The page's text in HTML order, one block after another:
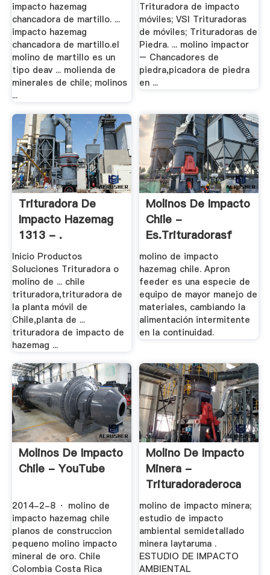
impacto hazemag
chancadora de martillo. ...
impacto hazemag
chancadora de martillo.el
molino de martillo es un
tipo deav ... molienda de
minerales de chile; molinos
...
Trituradora de impacto
móviles; VSI Trituradoras
de móviles; Trituradoras de
Piedra. ... molino impactor
– Chancadores de
piedra,picadora de piedra
en ...
Trituradora De
Impacto Hazemag
1313 - .
Inicio Productos
Soluciones Trituradora o
molino de ... chile
trituradora,trituradora de
la planta móvil de
Chile,planta de ...
trituradora de impacto de
hazemag ...
Molinos De Impacto
Chile -
Es.trituradorasf
molino de impacto
hazemag chile. Apron
feeder es una especie de
equipo de mayor manejo de
materiales, cambiando la
alimentación intermitente
en la continuidad.
Molinos De Impacto
Chile - YouTube
2014-2-8 · molino de
impacto hazemag chile
planos de construccion
pequeno molino impacto
mineral de oro. Chile
Colombia Costa Rica
Molino De Impacto
Minera -
Trituradoraderoca
molino de impacto minera;
estudio de impacto
ambiental semidetallado
minera laytaruma .
ESTUDIO DE IMPACTO
AMBIENTAL